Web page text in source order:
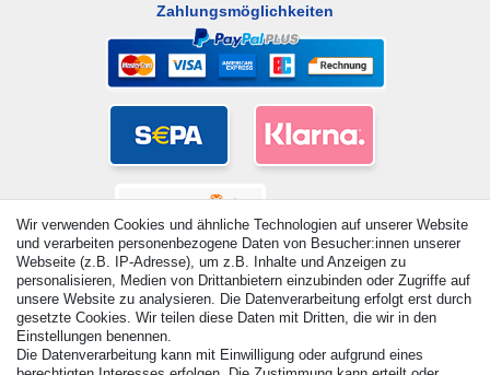
Zahlungsmöglichkeiten
© Copyright 2026 | Alle Rechte vorbehalten. - Alle Rechte
vorbehalten. Preisangaben inkl. gesetzl. 19% MwSt. |
Wir verwenden Cookies und ähnliche Technologien auf unserer Website
und verarbeiten personenbezogene Daten von Besucher:innen unserer
Webseite (z.B. IP-Adresse), um z.B. Inhalte und Anzeigen zu
personalisieren, Medien von Drittanbietern einzubinden oder Zugriffe auf
unsere Website zu analysieren. Die Datenverarbeitung erfolgt erst durch
gesetzte Cookies. Wir teilen diese Daten mit Dritten, die wir in den
Einstellungen benennen.
Die Datenverarbeitung kann mit Einwilligung oder aufgrund eines